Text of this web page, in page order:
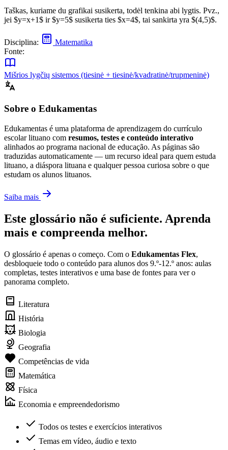
Taškas, kuriame du grafikai susikerta, todėl tenkina abi lygtis. Pvz.,
jei $y=x+1$ ir $y=5$ susikerta ties $x=4$, tai sankirta yra $(4,5)$.
Disciplina:
Matematika
Fonte:
Mišrios lygčių sistemos (tiesinė + tiesinė/kvadratinė/trupmeninė)
Sobre o Edukamentas
Edukamentas é uma plataforma de aprendizagem do currículo
escolar lituano com resumos, testes e conteúdo interativo
alinhados ao programa nacional de educação. As páginas são
traduzidas automaticamente — um recurso ideal para quem estuda
lituano, a diáspora lituana e qualquer pessoa curiosa sobre o que
estudam os alunos lituanos.
Saiba mais
Este glossário não é suficiente. Aprenda
mais e compreenda melhor.
O glossário é apenas o começo. Com o Edukamentas Flex,
desbloqueie todo o conteúdo para alunos dos 9.º-12.º anos: aulas
completas, testes interativos e uma base de fontes para ver o
panorama completo.
Literatura
História
Biologia
Geografia
Competências de vida
Matemática
Física
Economia e empreendedorismo
Todos os testes e exercícios interativos
Temas em vídeo, áudio e texto